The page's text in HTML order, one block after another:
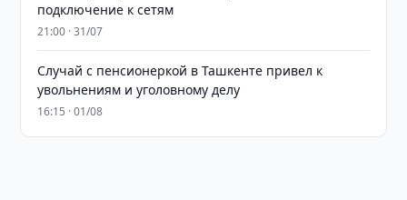
подключение к сетям
21:00 · 31/07
Случай с пенсионеркой в Ташкенте привел к
увольнениям и уголовному делу
16:15 · 01/08